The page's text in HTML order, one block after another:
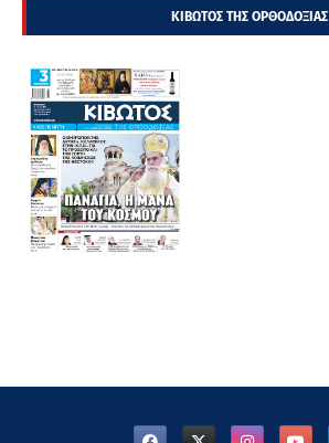
ΚΙΒΩΤΟΣ ΤΗΣ ΟΡΘΟΔΟΞΙΑΣ